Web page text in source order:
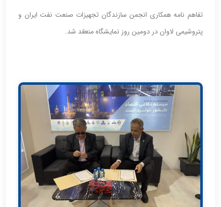
تفاهم نامه همکاری انجمن سازندگان تجهیزات صنعت نفت ایران و
پتروشیمی لاوان در دومین روز نمایشگاه منعقد شد.